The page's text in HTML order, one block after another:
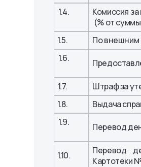
1.4.
Комиссия
(% от
1.5. По внешним
1.6.
1.7. Штраф за
1.8.
Выдача
1.9.
Перевод
1.10.
Перевод
Картотеки